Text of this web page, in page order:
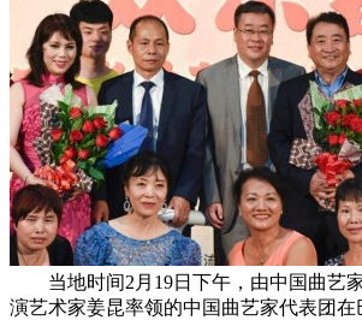
当地时间2月19日下午，由中国曲艺
演艺术家姜昆率领的中国曲艺家代表团